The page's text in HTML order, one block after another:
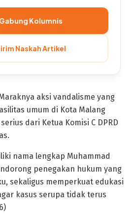
Gabung Kolumnis
Naskah Artikel
aksi vandalisme yang
umum di Kota Malang
dari Ketua Komisi C DPRD
nama lengkap Muhammad
penegakan hukum yang
sekaligus memperkuat edukasi
kasus serupa tidak terus